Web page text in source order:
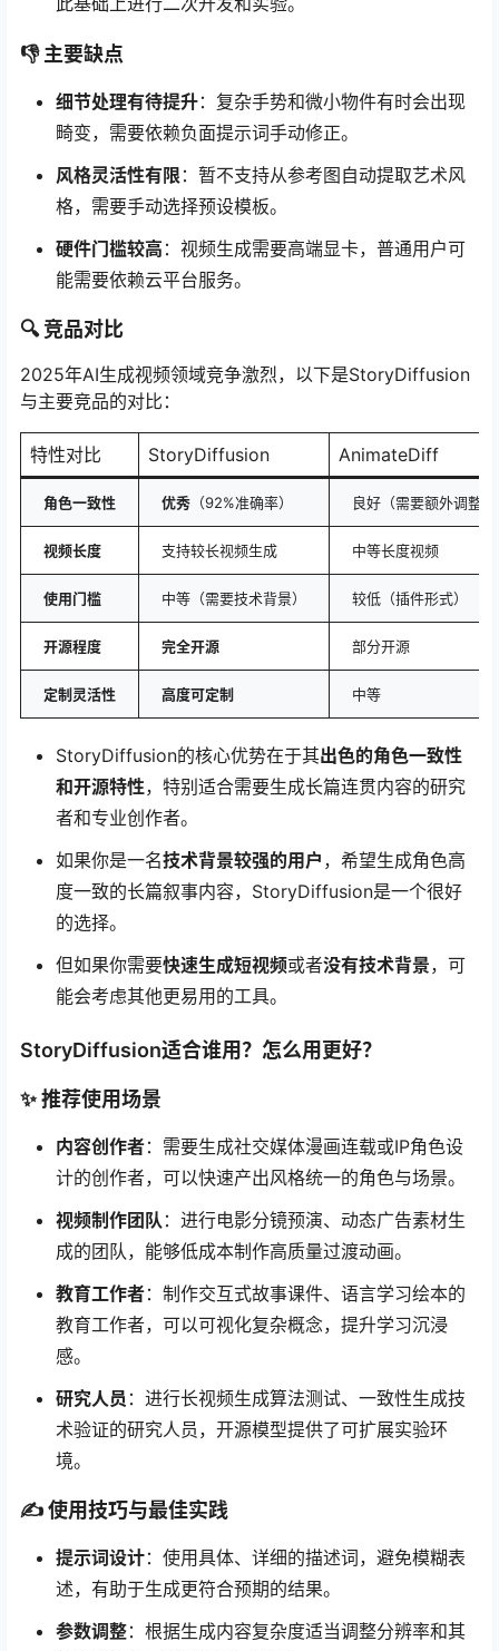
👎 主要缺点
细节处理有待提升：复杂手势和微小物件有时会出现
畸变，需要依赖负面提示词手动修正。
风格灵活性有限 ：暂不支持从参考图自动提取艺术风
格，需要手动选择预设模板。
硬件门槛较高 ：视频生成需要高端显卡，普通用户可
能需要依赖云平台服务。
🔍 竞品对比
2025年AI生成视频领域竞争激烈，以下是StoryDiffusion
与主要竞品的对比：
特性对比 StoryDiffusion AnimateDiff
角色一致性 优秀 （92%准确率） 良好（需要额外调整）
视频长度 支持较长视频生成 中等长度视频
使用门槛 中等（需要技术背景） 较低（插件形式）
开源程度 完全开源 部分开源
定制灵活性 高度可定制 中等
StoryDiffusion的核心优势在于其出色的角色一致性
和开源特性，特别适合需要生成长篇连贯内容的研究
者和专业创作者。
如果你是一名技术背景较强的用户 ，希望生成角色高
度一致的长篇叙事内容，StoryDiffusion是一个很好
的选择。
但如果你需要快速生成短视频或者没有技术背景，可
能会考虑其他更易用的工具。
StoryDiffusion适合谁用？怎么用更好？
✨ 推荐使用场景
内容创作者：需要生成社交媒体漫画连载或IP角色设
计的创作者，可以快速产出风格统一的角色与场景。
视频制作团队 ：进行电影分镜预演、动态广告素材生
成的团队，能够低成本制作高质量过渡动画。
教育工作者：制作交互式故事课件、语言学习绘本的
教育工作者，可以可视化复杂概念，提升学习沉浸
感。
研究人员 ：进行长视频生成算法测试、一致性生成技
术验证的研究人员，开源模型提供了可扩展实验环
境。
✍️ 使用技巧与最佳实践
提示词设计：使用具体、详细的描述词，避免模糊表
述，有助于生成更符合预期的结果。
参数调整：根据生成内容复杂度适当调整分辨率和其